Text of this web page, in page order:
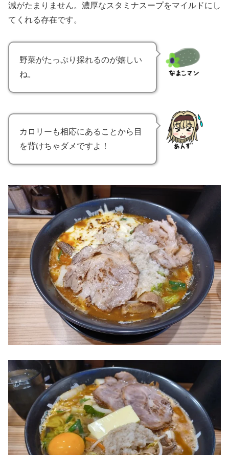
減がたまりません。濃厚なスタミナスープをマイルドにし
てくれる存在です。
野菜がたっぷり採れるのが嬉しい
ね。
カロリーも相応にあることから目
を背けちゃダメですよ！